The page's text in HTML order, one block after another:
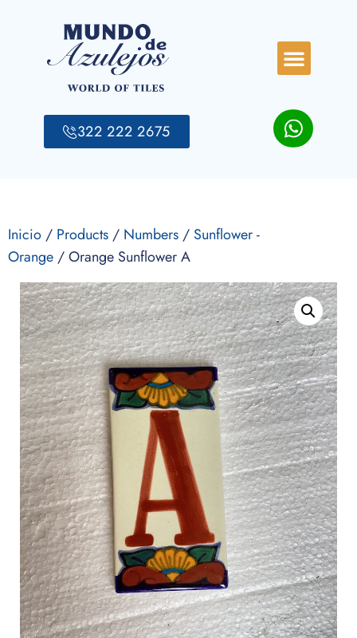
322 222 2675
Inicio/ Products/ Numbers/ Sunflower -
Orange/ Orange Sunflower A